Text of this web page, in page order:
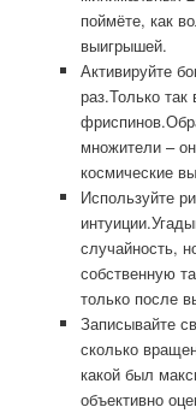
поймёте, как
выигрышей.
Активируйте
раз.Только
множители –
космические
Используйте
случайность,
собственную
только после
Записывайте
сколько
какой был
объективно